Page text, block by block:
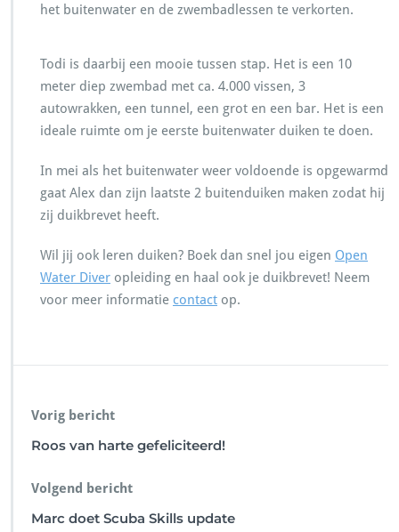
het buitenwater en de zwembadlessen te verkorten.
Todi is daarbij een mooie tussen stap. Het is een 10
meter diep zwembad met ca. 4.000 vissen, 3
autowrakken, een tunnel, een grot en een bar. Het is een
ideale ruimte om je eerste buitenwater duiken te doen.
In mei als het buitenwater weer voldoende is opgewarmd
gaat Alex dan zijn laatste 2 buitenduiken maken zodat hij
zij duikbrevet heeft.
Wil jij ook leren duiken? Boek dan snel jou eigen Open
Water Diver opleiding en haal ook je duikbrevet! Neem
voor meer informatie contact op.
Vorig bericht
Roos van harte gefeliciteerd!
Volgend bericht
Marc doet Scuba Skills update